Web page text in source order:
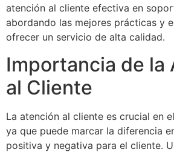
atención al cliente efectiva en
abordando las mejores prácticas y
ofrecer un servicio de alta calidad.
Importancia de la
al Cliente
La atención al cliente es crucial en
ya que puede marcar la diferencia
positiva y negativa para el cliente.